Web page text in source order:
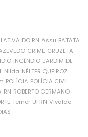
DO RN Assu BATATA
CRIME CRUZETA
INCÊNDIO JARDIM DE
Nilda NÉLTER QUEIROZ
POLÍCIA POLÍCIA CIVIL
RN ROBERTO GERMANO
Temer UFRN Vivaldo